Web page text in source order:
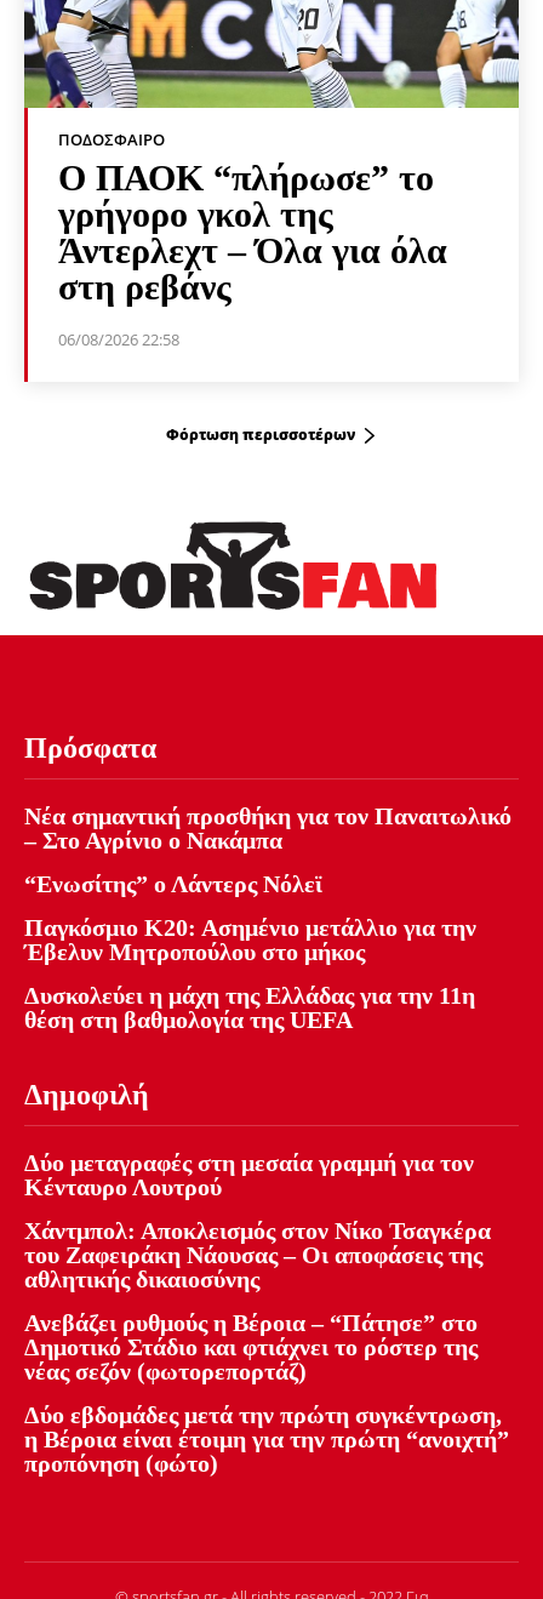
ΠΟΔΌΣΦΑΙΡΟ
Ο ΠΑΟΚ “πλήρωσε” το
γρήγορο γκολ της
Άντερλεχτ – Όλα για όλα
στη ρεβάνς
06/08/2026 22:58
Φόρτωση περισσοτέρων
Πρόσφατα
Νέα σημαντική προσθήκη για τον Παναιτωλικό
– Στο Αγρίνιο ο Νακάμπα
“Ενωσίτης” ο Λάντερς Νόλεϊ
Παγκόσμιο Κ20: Ασημένιο μετάλλιο για την
Έβελυν Μητροπούλου στο μήκος
Δυσκολεύει η μάχη της Ελλάδας για την 11η
θέση στη βαθμολογία της UEFA
Δημοφιλή
Δύο μεταγραφές στη μεσαία γραμμή για τον
Κένταυρο Λουτρού
Χάντμπολ: Αποκλεισμός στον Νίκο Τσαγκέρα
του Ζαφειράκη Νάουσας – Οι αποφάσεις της
αθλητικής δικαιοσύνης
Ανεβάζει ρυθμούς η Βέροια – “Πάτησε” στο
Δημοτικό Στάδιο και φτιάχνει το ρόστερ της
νέας σεζόν (φωτορεπορτάζ)
Δύο εβδομάδες μετά την πρώτη συγκέντρωση,
η Βέροια είναι έτοιμη για την πρώτη “ανοιχτή”
προπόνηση (φώτο)